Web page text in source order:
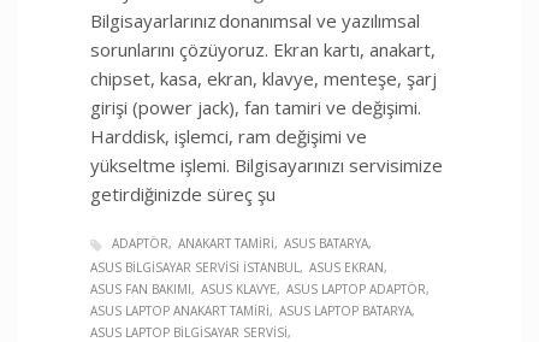
Bilgisayarlarınız donanımsal ve yazılımsal
sorunlarını çözüyoruz. Ekran kartı, anakart,
chipset, kasa, ekran, klavye, menteşe, şarj
girişi (power jack), fan tamiri ve değişimi.
Harddisk, işlemci, ram değişimi ve
yükseltme işlemi. Bilgisayarınızı servisimize
getirdiğinizde süreç şu
ADAPTÖR ANAKART TAMIRI
ASUS BATARYA
ASUS BILGISAYAR SERVISI İSTANBUL
ASUS EKRAN
ASUS FAN BAKIMI
ASUS KLAVYE
ASUS LAPTOP ADAPTÖR
ASUS LAPTOP ANAKART TAMIRI
ASUS LAPTOP BATARYA
ASUS LAPTOP BILGISAYAR SERVISI